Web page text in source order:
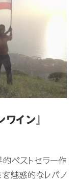
後悔する気持ち
感情を見透かさ
を起こし、その
エリは半身不随
新鋭のカメラ内蔵
イン』
的ベストセラー作
を魅惑的なレバノ